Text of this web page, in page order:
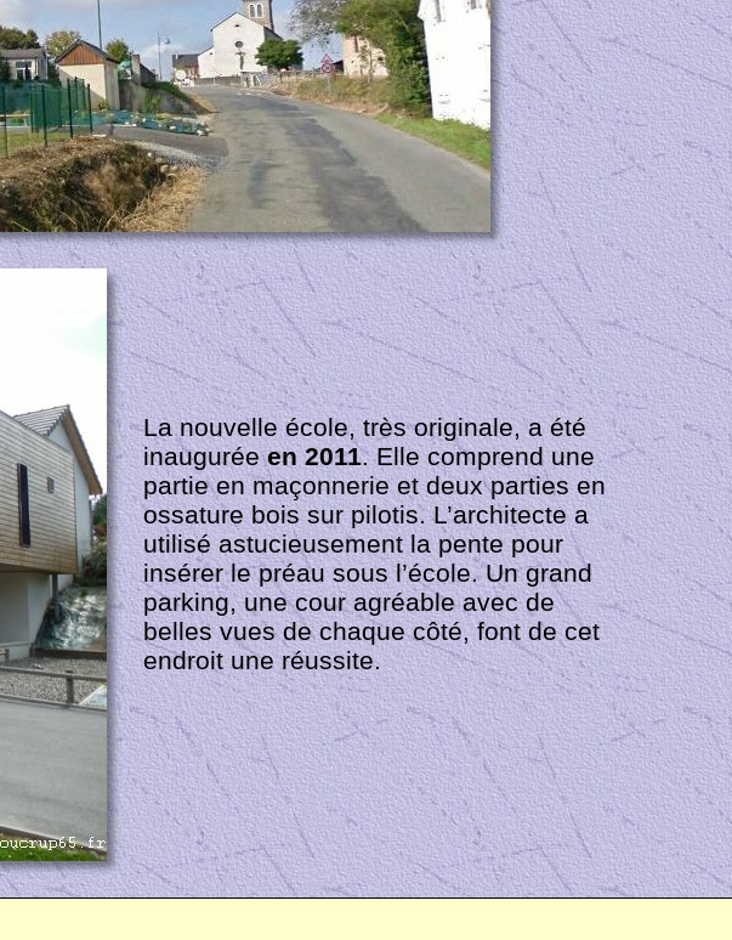
La nouvelle école, très originale, a été
inauguréeen 2011. Elle comprend une
partie en maçonnerie et deux parties en
ossature bois sur pilotis. L’architecte a
utilisé astucieusement la pente pour
insérer le préau sous l’école. Un grand
parking, une cour agréable avec de
belles vues de chaque côté, font de cet
endroit une réussite.